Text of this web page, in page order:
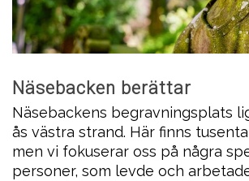
Näsebacken berättar
Näsebackens begravningsplats
ås västra strand. Här finns
men vi fokuserar oss på några
personer, som levde och